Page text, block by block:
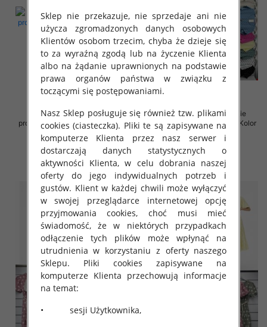
Sukienki damskie (Włoskie
produkt) Roz Standard, Mix Kolor
Paczka 5 szt
35.00 zł
szczegóły
Sukienki damskie (Włoskie
produkt) Roz Standard, Mix Kolor
Paczka 5 szt
36.00 zł
szczegóły
Sklep nie przekazuje, nie sprzedaje ani nie
użycza zgromadzonych danych osobowych
Klientów osobom trzecim, chyba że dzieje się
to za wyraźną zgodą lub na życzenie Klienta
albo na żądanie uprawnionych na podstawie
prawa organów państwa w związku z
toczącymi się postępowaniami.
Nasz Sklep posługuje się również tzw. plikami
cookies (ciasteczka). Pliki te są zapisywane na
komputerze Klienta przez nasz serwer i
dostarczają danych statystycznych o
aktywności Klienta, w celu dobrania naszej
oferty do jego indywidualnych potrzeb i
gustów. Klient w każdej chwili może wyłączyć
w swojej przeglądarce internetowej opcję
przyjmowania cookies, choć musi mieć
świadomość, że w niektórych przypadkach
odłączenie tych plików może wpłynąć na
utrudnienia w korzystaniu z oferty naszego
Sklepu. Pliki cookies zapisywane na
komputerze Klienta przechowują informacje
na temat:
• sesji Użytkownika,